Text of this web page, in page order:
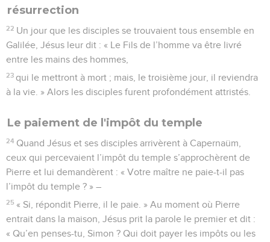
résurrection
22 Un jour que les disciples se trouvaient tous ensemble en
Galilée, Jésus leur dit : « Le Fils de l’homme va être livré
entre les mains des hommes,
23 qui le mettront à mort ; mais, le troisième jour, il reviendra
à la vie. » Alors les disciples furent profondément attristés.
Le paiement de l'impôt du temple
24 Quand Jésus et ses disciples arrivèrent à Capernaüm,
ceux qui percevaient l’impôt du temple s’approchèrent de
Pierre et lui demandèrent : « Votre maître ne paie-t-il pas
l’impôt du temple ? » –
25 « Si, répondit Pierre, il le paie. » Au moment où Pierre
entrait dans la maison, Jésus prit la parole le premier et dit :
« Qu’en penses-tu, Simon ? Qui doit payer les impôts ou les